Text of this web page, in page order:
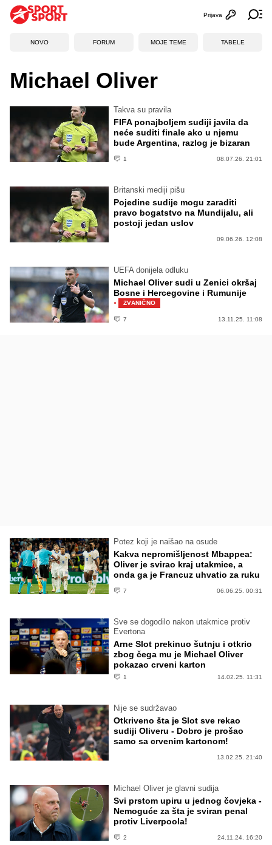
Otvori
Prijava
NOVO FORUM MOJE TEME TABELE
Michael Oliver
Takva su pravila
FIFA ponajboljem sudiji javila da
neće suditi finale ako u njemu
bude Argentina, razlog je bizaran
1 08.07.26. 21:01
Britanski mediji pišu
Pojedine sudije mogu zaraditi
pravo bogatstvo na Mundijalu, ali
postoji jedan uslov
09.06.26. 12:08
UEFA donijela odluku
Michael Oliver sudi u Zenici okršaj
Bosne i Hercegovine i Rumunije
· ZVANIČNO
7 13.11.25. 11:08
Potez koji je naišao na osude
Kakva nepromišljenost Mbappea:
Oliver je svirao kraj utakmice, a
onda ga je Francuz uhvatio za ruku
7 06.06.25. 00:31
Sve se dogodilo nakon utakmice protiv
Evertona
Arne Slot prekinuo šutnju i otkrio
zbog čega mu je Michael Oliver
pokazao crveni karton
1 14.02.25. 11:31
Nije se sudržavao
Otkriveno šta je Slot sve rekao
sudiji Oliveru - Dobro je prošao
samo sa crvenim kartonom!
13.02.25. 21:40
Michael Oliver je glavni sudija
Svi prstom upiru u jednog čovjeka -
Nemoguće za šta je sviran penal
protiv Liverpoola!
2 24.11.24. 16:20